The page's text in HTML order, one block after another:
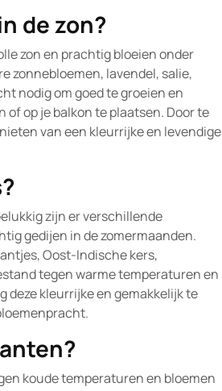
de zon?
zon en prachtig bloeien onder
zonnebloemen, lavendel, salie,
nodig om goed te groeien en
of op je balkon te plaatsen. Door te
van een kleurrijke en levendige
zijn er verschillende
gedijen in de zomermaanden.
Oost-Indische kers,
tegen warme temperaturen en
deze kleurrijke en gemakkelijk te
koude temperaturen en bloemen